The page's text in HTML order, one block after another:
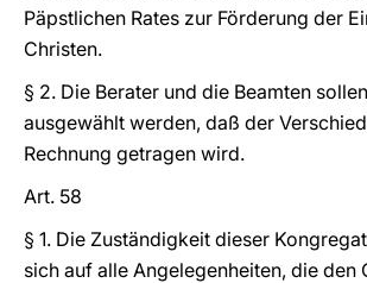
Päpstlichen Rates zur Förderung der
Christen.
§ 2. Die Berater und die Beamten
ausgewählt werden, daß der
Rechnung getragen wird.
Art. 58
§ 1. Die Zuständigkeit dieser
sich auf alle Angelegenheiten, die den